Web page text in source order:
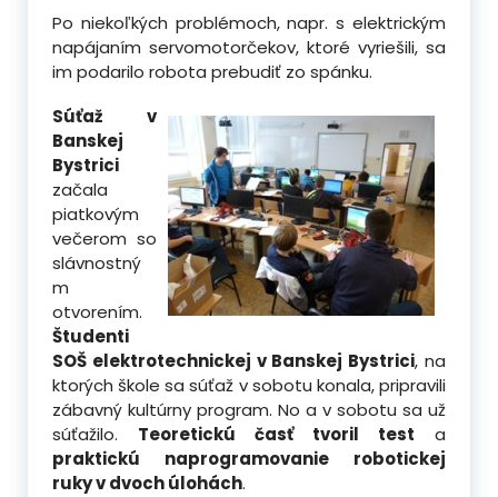
Po niekoľkých problémoch, napr. s elektrickým
napájaním servomotorčekov, ktoré vyriešili, sa
im podarilo robota prebudiť zo spánku.
Súťaž v
Banskej
Bystrici
začala
piatkovým
večerom so
slávnostný
m
otvorením.
Študenti
SOŠ elektrotechnickej v Banskej Bystrici, na
ktorých škole sa súťaž v sobotu konala, pripravili
zábavný kultúrny program. No a v sobotu sa už
súťažilo. Teoretickú časť tvoril test a
praktickú naprogramovanie robotickej
ruky v dvoch úlohách.